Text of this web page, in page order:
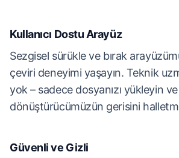
Kullanıcı Dostu Arayüz
Sezgisel sürükle ve bırak
çeviri deneyimi yaşayın. Teknik
yok – sadece dosyanızı yükleyin ve
dönüştürücümüzün gerisini
Güvenli ve Gizli